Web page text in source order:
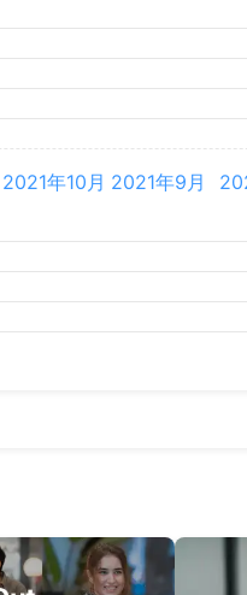
2026年5月 2026年4月
2025年10月2025年9月
2024年10月2024年9月
2023年10月2023年9月
2022年10月2022年9月
2021年10月 2021年9月
2020年10月2020年9月
2019年10月2019年9月